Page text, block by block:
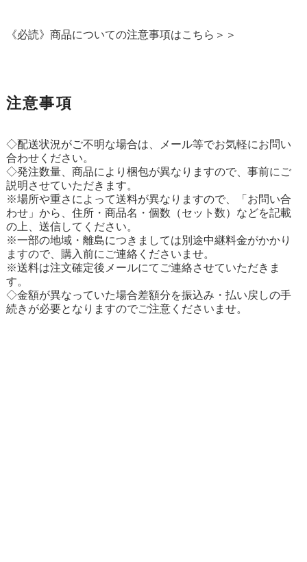
《必読》商品についての注意事項はこちら＞＞
注意事項
◇配送状況がご不明な場合は、メール等でお気軽にお問い
合わせください。
◇発注数量、商品により梱包が異なりますので、事前にご
説明させていただきます。
※場所や重さによって送料が異なりますので、「お問い合
わせ」から、住所・商品名・個数（セット数）などを記載
の上、送信してください。
※一部の地域・離島につきましては別途中継料金がかかり
ますので、購入前にご連絡くださいませ。
※送料は注文確定後メールにてご連絡させていただきま
す。
◇金額が異なっていた場合差額分を振込み・払い戻しの手
続きが必要となりますのでご注意くださいませ。